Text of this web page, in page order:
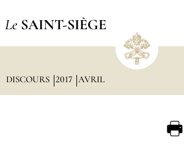
Le SAINT-SIÈGE
DISCOURS 2017 AVRIL